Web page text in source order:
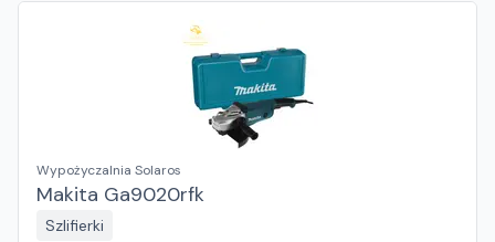
Wypożyczalnia Solaros
Makita Ga9020rfk
Szlifierki